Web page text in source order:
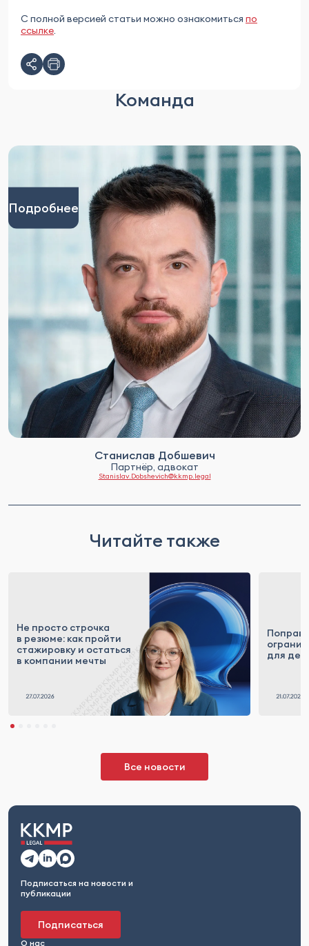
С полной версией статьи можно ознакомиться по
ссылке.
Команда
Подробнее
Станислав Добшевич
Партнёр, адвокат
Stanislav.Dobshevich@kkmp.legal
Читайте также
Не просто строчка
в резюме: как пройти
стажировку и остаться
в компании мечты
для
Все новости
Подписаться на новости и
публикации
Подписаться
О нас